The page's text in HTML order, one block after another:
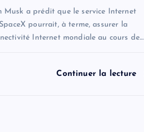
Musk a prédit que le service Internet
pourrait, à terme, assurer la
Internet mondiale au cours de…
Continuer la lecture